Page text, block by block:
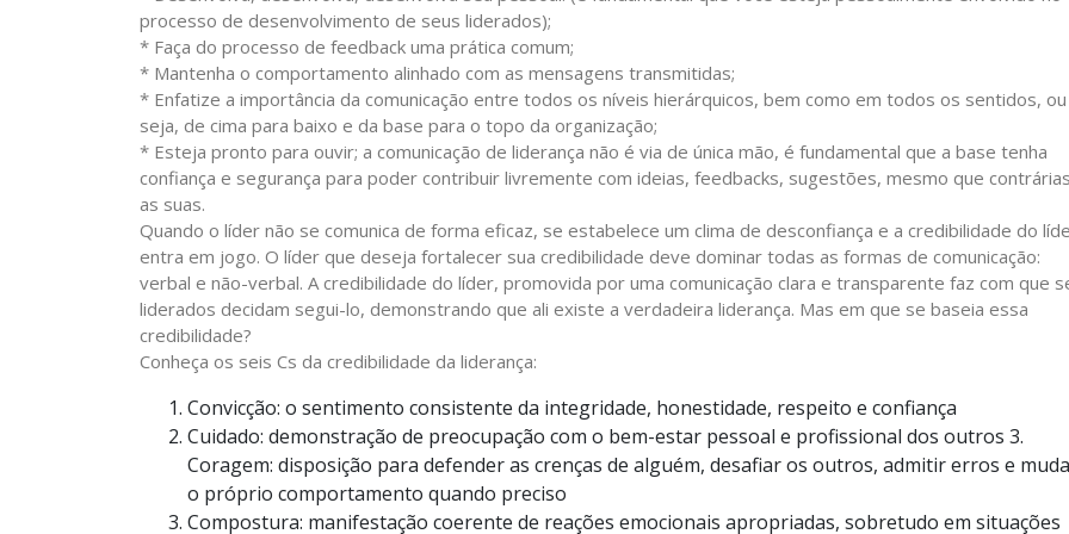
processo de desenvolvimento de seus liderados);
* Faça do processo de feedback uma prática comum;
* Mantenha o comportamento alinhado com as mensagens transmitidas;
* Enfatize a importância da comunicação entre todos os níveis hierárquicos, bem como em todos os sentidos, ou
seja, de cima para baixo e da base para o topo da organização;
* Esteja pronto para ouvir; a comunicação de liderança não é via de única mão, é fundamental que a base tenha
confiança e segurança para poder contribuir livremente com ideias, feedbacks, sugestões, mesmo que contrárias
as suas.
Quando o líder não se comunica de forma eficaz, se estabelece um clima de desconfiança e a credibilidade do
entra em jogo. O líder que deseja fortalecer sua credibilidade deve dominar todas as formas de comunicação:
verbal e não-verbal. A credibilidade do líder, promovida por uma comunicação clara e transparente faz com que
liderados decidam segui-lo, demonstrando que ali existe a verdadeira liderança. Mas em que se baseia essa
credibilidade?
Conheça os seis Cs da credibilidade da liderança:
Convicção: o sentimento consistente da integridade, honestidade, respeito e confiança
Cuidado: demonstração de preocupação com o bem-estar pessoal e profissional dos outros 3.
Coragem: disposição para defender as crenças de alguém, desafiar os outros, admitir erros e
o próprio comportamento quando preciso
Compostura: manifestação coerente de reações emocionais apropriadas, sobretudo em situações